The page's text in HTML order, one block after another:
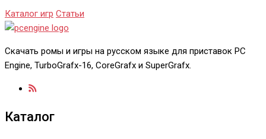
Каталог игр Статьи
Скачать ромы и игры на русском языке для приставок PC
Engine, TurboGrafx-16, CoreGrafx и SuperGrafx.
Каталог